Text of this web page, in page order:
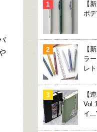
【
ボ
【
ラ
レ
【
イ